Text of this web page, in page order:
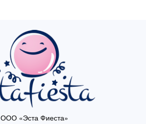
ООО «Эста Фиеста»